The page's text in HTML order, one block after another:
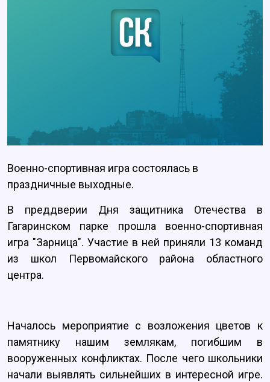
Военно-спортивная игра состоялась в
праздничные выходные.
В преддверии Дня защитника Отечества в
Гагаринском парке прошла военно-спортивная
игра "Зарница". Участие в ней приняли 13 команд
из школ Первомайского района областного
центра.
Началось мероприятие с возложения цветов к
памятнику нашим землякам, погибшим в
вооруженных конфликтах. После чего школьники
начали выявлять сильнейших в интересной игре.